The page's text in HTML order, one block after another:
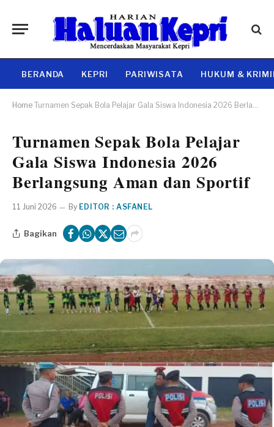
BERANDA KEPRI PARIWISATA HUKUM &
Home Turnamen Sepak Bola Pelajar Gala Siswa Indonesia 2026 Berlangsung Aman dan Sportif
Turnamen Sepak Bola Pelajar
Gala Siswa Indonesia 2026
Berlangsung Aman dan Sportif
11 Juni 2026 By EDITOR : ASFANEL
Bagikan